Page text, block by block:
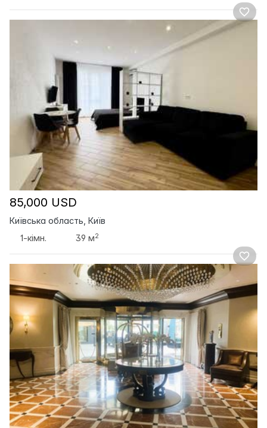
85,000 USD
Київська область, Київ
1-кімн.
39 м2